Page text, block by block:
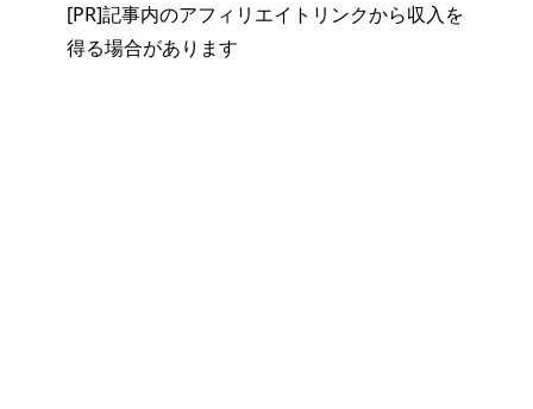
[PR]記事内のアフィリエイトリンクから収入を
得る場合があります